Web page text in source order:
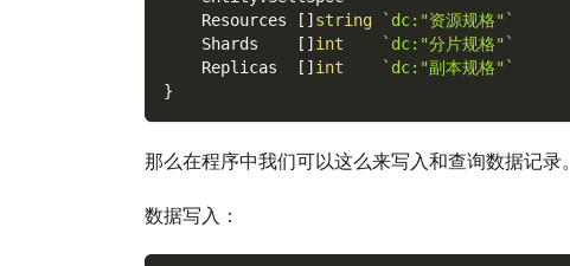
    Resources
[ ]string
`dc:"资源规格"`
    Shards
[ ]int
`dc:"分片规格"`
    Replicas
[ ]int
`dc:"副本规格"`
}
那么在程序中我们可以这么来写入和查询数据记录。
数据写入：